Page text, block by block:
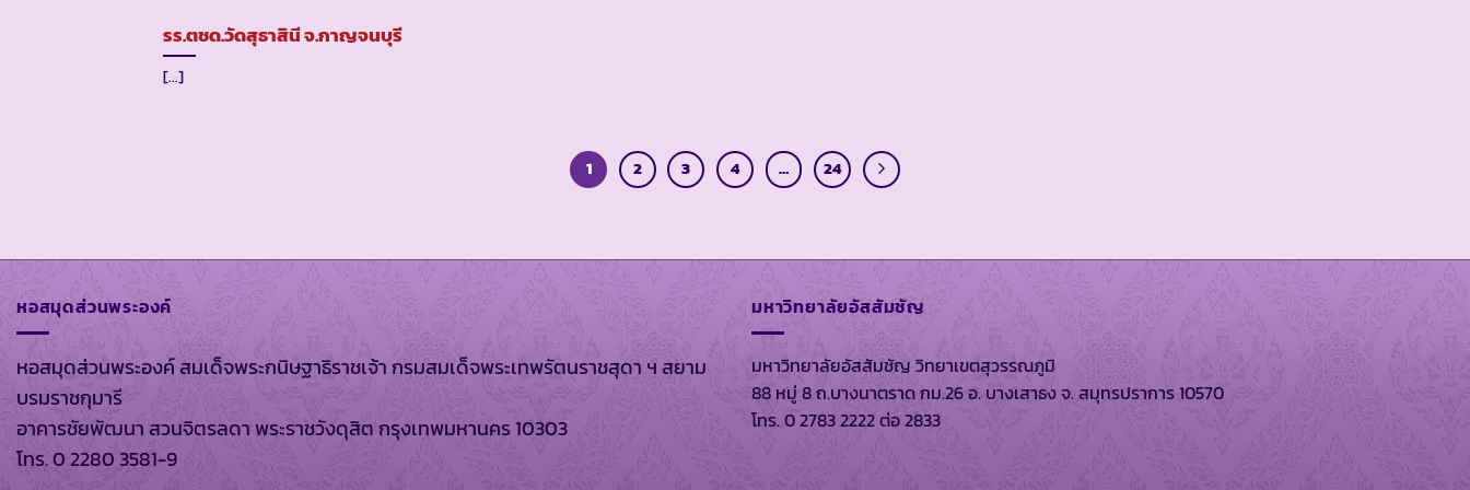
รร.ตชด.วัดสุธาสินี จ.กาญจนบุรี
[...]
1 2 3 4 … 24
หอสมุดส่วนพระองค์
หอสมุดส่วนพระองค์ สมเด็จพระกนิษฐาธิราชเจ้า กรมสมเด็จพระเทพรัตนราชสุดา ฯ สยาม
บรมราชกุมารี
อาคารชัยพัฒนา สวนจิตรลดา พระราชวังดุสิต กรุงเทพมหานคร 10303
โทร. 0 2280 3581-9
มหาวิทยาลัยอัสสัมชัญ
มหาวิทยาลัยอัสสัมชัญ วิทยาเขตสุวรรณภูมิ
88 หมู่ 8 ถ.บางนาตราด กม.26 อ. บางเสาธง จ. สมุทรปราการ 10570
โทร. 0 2783 2222 ต่อ 2833